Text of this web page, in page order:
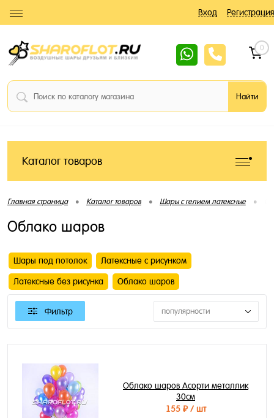
Вход Регистрация
0
Каталог товаров
Главная страница • Каталог товаров • Шары с гелием латексные •
Облако шаров
Шары под потолок Латексные с рисунком
Латексные без рисунка Облако шаров
Фильтр популярности
Облако шаров Асорти металлик
30см
155 ₽/ шт